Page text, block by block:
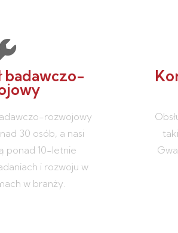
badawczo-
rozwojowy
30 osób, a nasi
ponad 10-letnie
i rozwoju w
w branży.